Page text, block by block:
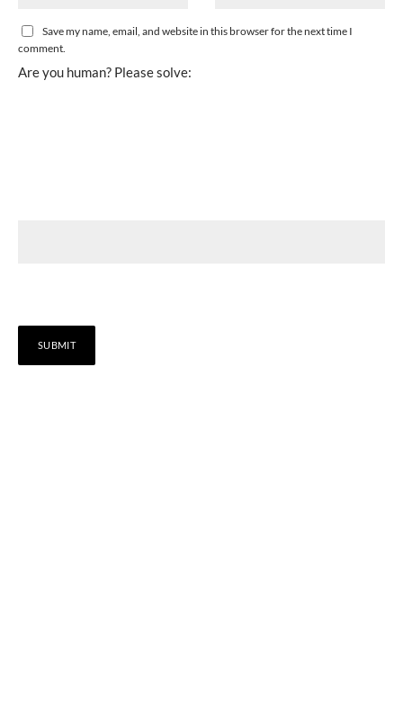
Save my name, email, and website in this browser for the next time I
comment.
Are you human? Please solve: